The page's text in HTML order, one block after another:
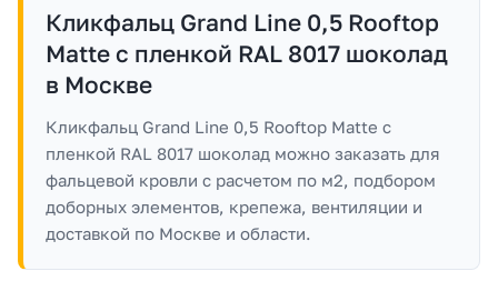
Кликфальц Grand Line 0,5 Rooftop
Matte с пленкой RAL 8017 шоколад
в Москве
Кликфальц Grand Line 0,5 Rooftop Matte с
пленкой RAL 8017 шоколад можно заказать для
фальцевой кровли с расчетом по м2, подбором
доборных элементов, крепежа, вентиляции и
доставкой по Москве и области.